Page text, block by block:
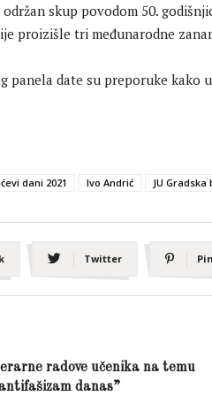
skup povodom 50.
proizišle tri međunarodne
panela date su preporuke kako
dani 2021 Ivo Andrić JU
Twitter
radove učenika na temu
danas”